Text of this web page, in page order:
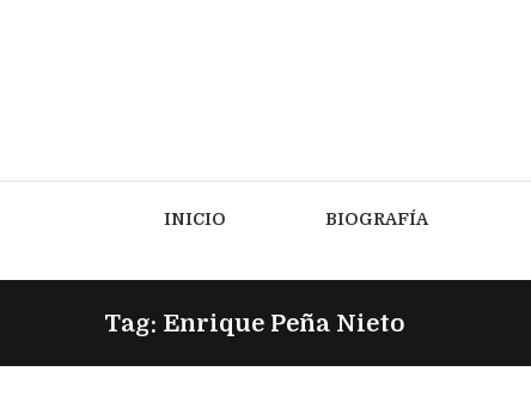
INICIO BIOGRAFÍA
Tag: Enrique Peña Nieto